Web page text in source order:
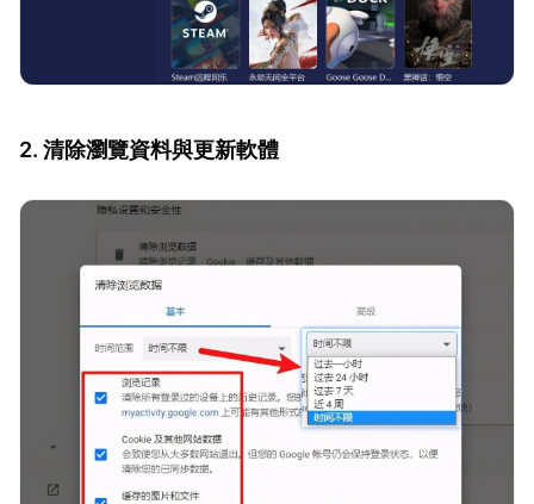
2. 清除瀏覽資料與更新軟體